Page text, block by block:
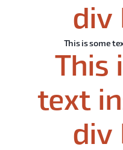
div
This is some
This
text
div